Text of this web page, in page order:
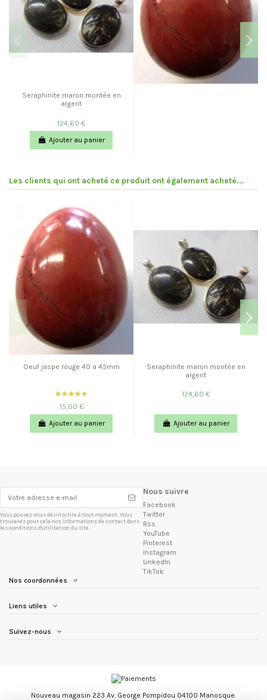
Seraphinite maron montée en
argent
124,60 €
Ajouter au panier
Les clients qui ont acheté ce produit ont également acheté...
Oeuf jaspe rouge 40 a 45mm
15,00 €
Ajouter au panier
Seraphinite maron montée en
argent
124,60 €
Ajouter au panier
Vous pouvez vous désinscrire à tout moment. Vous
trouverez pour cela nos informations de contact dans
les conditions d'utilisation du site.
Nous suivre
Facebook
Twitter
Rss
YouTube
Pinterest
Instagram
LinkedIn
TikTok
Nos coordonnées
Liens utiles
Suivez-nous
Nouveau magasin 223 Av. George Pompidou 04100 Manosque.